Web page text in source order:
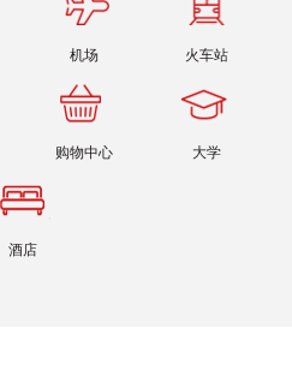
机场 火车站
购物中心 大学
酒店